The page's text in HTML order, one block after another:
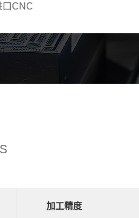
口CNC
加工精度